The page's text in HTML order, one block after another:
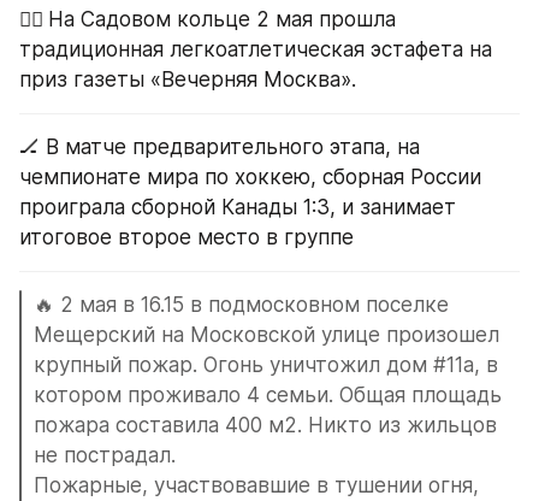
🏃‍♂️ На Садовом кольце 2 мая прошла
традиционная легкоатлетическая эстафета на
приз газеты «Вечерняя Москва».
🏒 В матче предварительного этапа, на
чемпионате мира по хоккею, сборная России
проиграла сборной Канады 1:3, и занимает
итоговое второе место в группе
🔥 2 мая в 16.15 в подмосковном поселке
Мещерский на Московской улице произошел
крупный пожар. Огонь уничтожил дом #11а, в
котором проживало 4 семьи. Общая площадь
пожара составила 400 м2. Никто из жильцов
не пострадал.
Пожарные, участвовавшие в тушении огня,